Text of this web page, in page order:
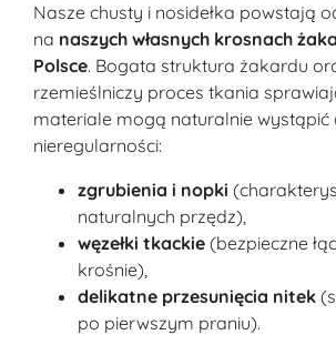
Nasze chusty i nosidełka powstają
na naszych własnych krosnach
Polsce. Bogata struktura żakardu
rzemieślniczy proces tkania
materiale mogą naturalnie wystąpić
nieregularności:
zgrubienia i nopki
naturalnych przędz),
węzełki tkackie (bezpieczne
krośnie),
delikatne przesunięcia nitek
po pierwszym praniu).